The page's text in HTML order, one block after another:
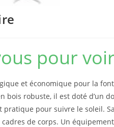
pour
et économique pour la
bois robuste, il est doté d’un
pratique pour suivre le soleil.
de corps. Un